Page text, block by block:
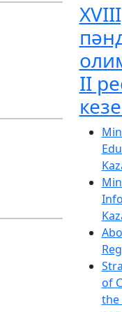
ІІ
of
the